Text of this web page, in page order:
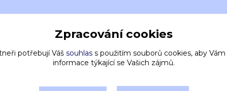
Zpracování cookies
potřebují Váš souhlass použitím souborů cookies, aby
informace týkající se Vašich zájmů.